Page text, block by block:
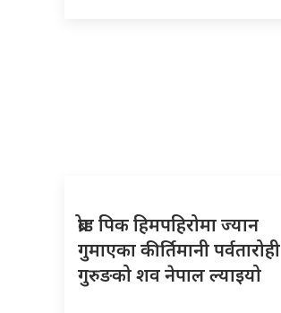
ब्रोड पिक हिमपहिरोमा ज्यान
गुमाएका कीर्तिमानी पर्वतारोही
गुरुङको शव नेपाल ल्याइयो